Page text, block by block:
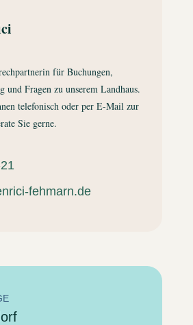
für Buchungen,
und Fragen zu unserem Landhaus.
telefonisch oder per E-Mail zur
Sie gerne.
fehmarn.de